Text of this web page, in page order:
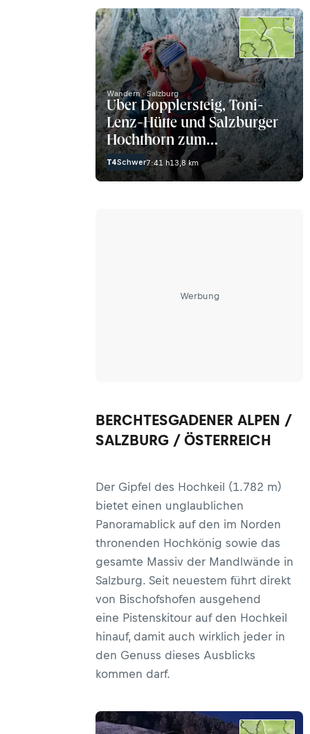
Wandern · Salzburg
Über Dopplersteig, Toni-
Lenz-Hütte und Salzburger
Hochthorn zum
Zeppezauerhaus
T4Schwer7:41 h13,8 km
Werbung
BERCHTESGADENER ALPEN /
SALZBURG / ÖSTERREICH
Der Gipfel des Hochkeil (1.782 m)
bietet einen unglaublichen
Panoramablick auf den im Norden
thronenden Hochkönig sowie das
gesamte Massiv der Mandlwände in
Salzburg. Seit neuestem führt direkt
von Bischofshofen ausgehend
eine Pistenskitour auf den Hochkeil
hinauf, damit auch wirklich jeder in
den Genuss dieses Ausblicks
kommen darf.